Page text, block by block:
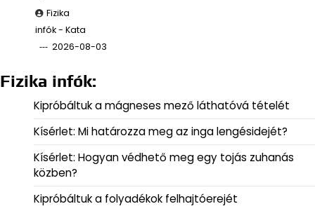
Fizika
infók - Kata
2026-08-03
Fizika infók:
Kipróbáltuk a mágneses mező láthatóvá tételét
Kísérlet: Mi határozza meg az inga lengésidejét?
Kísérlet: Hogyan védhető meg egy tojás zuhanás
közben?
Kipróbáltuk a folyadékok felhajtóerejét